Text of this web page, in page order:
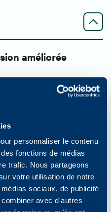
personnaliser le contenu
fonctions de médias
trafic. Nous partageons
votre utilisation de notre
sociaux, de publicité
avec d'autres
améliorée
du papier